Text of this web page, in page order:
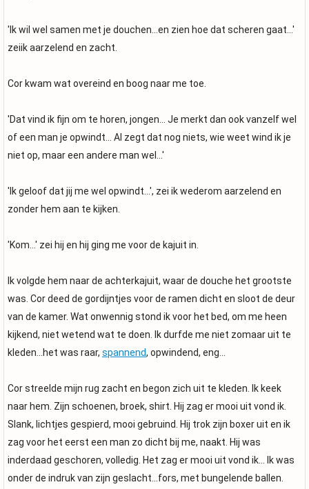
'Ik wil wel samen met je douchen...en zien hoe dat scheren gaat...'
zeiik aarzelend en zacht.
Cor kwam wat overeind en boog naar me toe.
'Dat vind ik fijn om te horen, jongen... Je merkt dan ook vanzelf wel
of een man je opwindt... Al zegt dat nog niets, wie weet wind ik je
niet op, maar een andere man wel...'
'Ik geloof dat jij me wel opwindt...', zei ik wederom aarzelend en
zonder hem aan te kijken.
'Kom...' zei hij en hij ging me voor de kajuit in.
Ik volgde hem naar de achterkajuit, waar de douche het grootste
was. Cor deed de gordijntjes voor de ramen dicht en sloot de deur
van de kamer. Wat onwennig stond ik voor het bed, om me heen
kijkend, niet wetend wat te doen. Ik durfde me niet zomaar uit te
kleden...het was raar, spannend, opwindend, eng...
Cor streelde mijn rug zacht en begon zich uit te kleden. Ik keek
naar hem. Zijn schoenen, broek, shirt. Hij zag er mooi uit vond ik.
Slank, lichtjes gespierd, mooi gebruind. Hij trok zijn boxer uit en ik
zag voor het eerst een man zo dicht bij me, naakt. Hij was
inderdaad geschoren, volledig. Het zag er mooi uit vond ik... Ik was
onder de indruk van zijn geslacht...fors, met bungelende ballen.